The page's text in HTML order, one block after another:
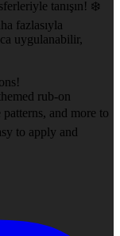
tanışın! ❄️
fazlasıyla
uygulanabilir,
rub-on
and more to
to apply and